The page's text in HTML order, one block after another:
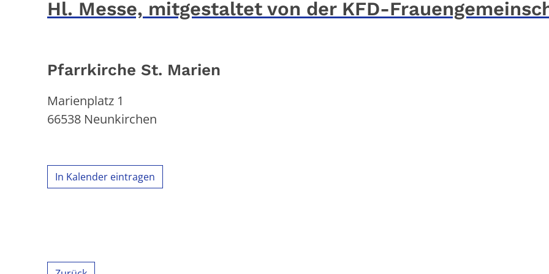
Hl. Messe, mitgestaltet von der KFD-
Pfarrkirche St. Marien
Marienplatz 1
66538 Neunkirchen
In Kalender eintragen